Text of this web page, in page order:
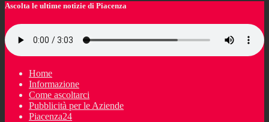
Ascolta le ultime notizie di Piacenza
Home
Informazione
Come ascoltarci
Pubblicità per le Aziende
Piacenza24